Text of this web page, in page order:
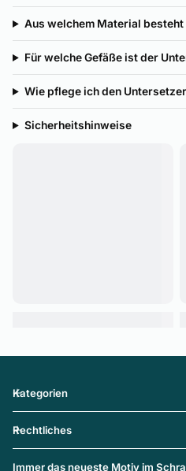
Aus welchem Material
Für welche Gefäße ist der
Wie pflege ich den
Sicherheitshinweise
Kategorien
Rechtliches
Immer das neueste Motiv im